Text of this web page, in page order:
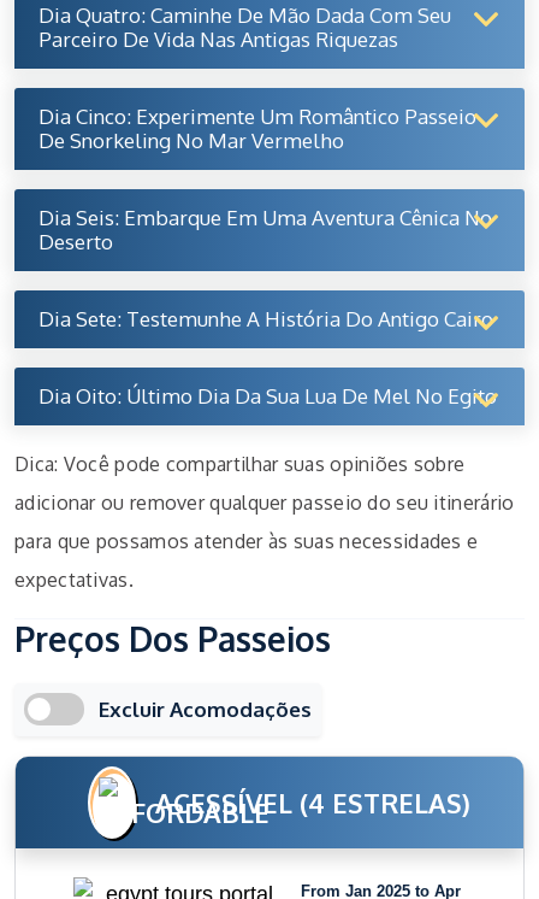
Dia Quatro: Caminhe De Mão Dada Com Seu
Parceiro De Vida Nas Antigas Riquezas
Dia Cinco: Experimente Um Romântico Passeio
De Snorkeling No Mar Vermelho
Dia Seis: Embarque Em Uma Aventura Cênica No
Deserto
Dia Sete: Testemunhe A História Do Antigo Cairo
Dia Oito: Último Dia Da Sua Lua De Mel No Egito
Dica: Você pode compartilhar suas opiniões sobre
adicionar ou remover qualquer passeio do seu itinerário
para que possamos atender às suas necessidades e
expectativas.
Preços Dos Passeios
Excluir Acomodações
ACESSÍVEL (4 ESTRELAS)
From Jan 2025 to Apr